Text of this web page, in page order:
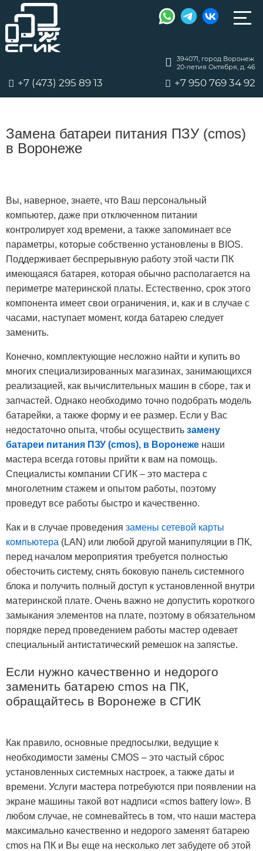
394071, город Воронеж
20-летия Октября, д. 46
+7 (473) 295 89 13 +7 950 769 34 92
Замена батареи питания ПЗУ (cmos)
в Воронеже
Вы, наверное, знаете, что Ваш персональный
компьютер, даже при отключенном питании
контролирует ход времени, а также запоминает все
параметры, которые собственно установлены в BIOS.
Поддерживает беспрерывную работу этой части ПК
имеющаяся батарея, которая обычно располагается на
периметре материнской платы. Естественно, срок этого
компонента имеет свои ограничения, и, как и в случае с
часами, наступает момент, когда батарею следует
заменить.
Конечно, комплектующие несложно найти и купить во
многих специализированных магазинах, занимающихся
реализацией, как вычислительных машин в сборе, так и
запчастей. Однако необходимо точно подобрать модель
батарейки, а также форму и ее размер. Если у Вас
недостаточно опыта, чтобы осуществить замену
батареи питания ПЗУ (cmos), в Воронеже наши
мастера всегда готовы прийти к вам на помощь.
Специалисты компании СГИК – это мастера с
многолетним стажем и опытом работы, поэтому
проведут все работы быстро и качественно.
Как и в случае проведения замены сетевой карты
компьютера (LAN) или любой другой манипуляции в ПК,
перед началом мероприятия требуется полностью
обесточить систему, снять боковую панель системного
блока и получить полный доступ к установленной внутри
материнской плате. Очень важно не допустить короткого
замыкания элементов на плате, поэтому в обязательном
порядке перед проведением работы мастер одевает
специальный антистатический ремешок на запястье.
Если нужно качественно и недорого
заменить батарею cmos на ПК,
обращайтесь в Воронеже в СГИК
Как правило, основные предпосылки, ведущие к
необходимости замены CMOS – это частый сброс
установленных системных настроек, а также даты и
времени. Услуги мастера потребуются при появлении на
экране машины такой вот надписи «cmos battery low». В
любом случае, не сомневайтесь в том, что наши мастера
максимально качественно и недорого заменят батарею
cmos на ПК и Вы еще на несколько лет забудете об этой